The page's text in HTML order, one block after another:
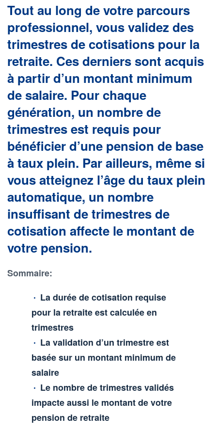
Tout au long de votre parcours
professionnel, vous validez des
trimestres de cotisations pour la
retraite. Ces derniers sont acquis
à partir d’un montant minimum
de salaire. Pour chaque
génération, un nombre de
trimestres est requis pour
bénéficier d’une pension de base
à taux plein. Par ailleurs, même si
vous atteignez l’âge du taux plein
automatique, un nombre
insuffisant de trimestres de
cotisation affecte le montant de
votre pension.
Sommaire:
La durée de cotisation requise
pour la retraite est calculée en
trimestres
La validation d’un trimestre est
basée sur un montant minimum de
salaire
Le nombre de trimestres validés
impacte aussi le montant de votre
pension de retraite